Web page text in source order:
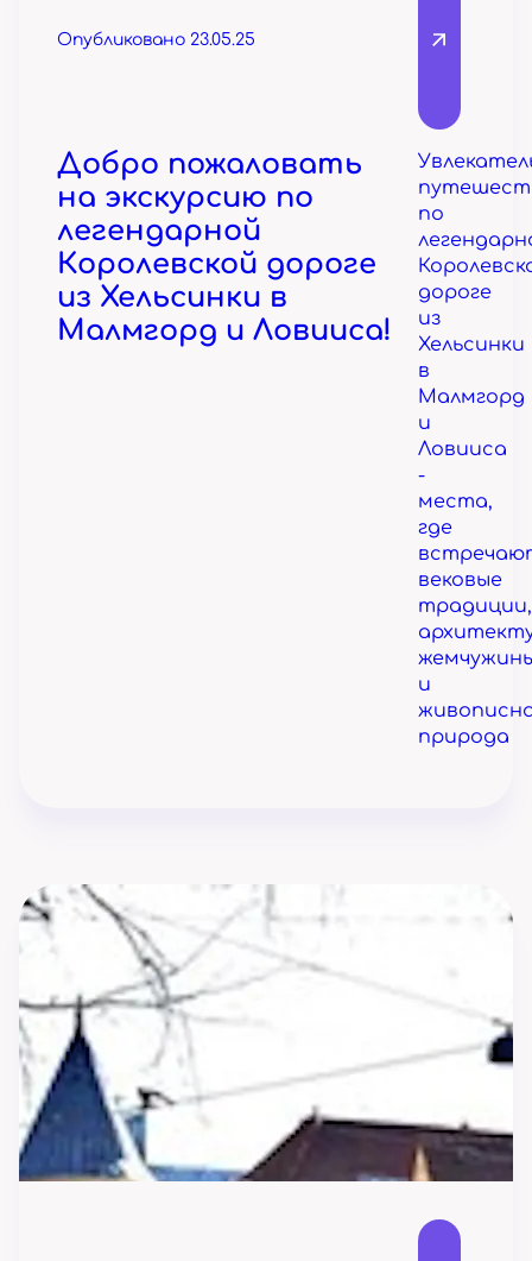
Опубликовано 23.05.25
Добро пожаловать
на экскурсию по
легендарной
Королевской дороге
из Хельсинки в
Малмгорд и Ловииса!
по
дороге
из
Хельсинки
в
Малмгорд
и
Ловииса
-
места,
где
вековые
традиции,
и
природа